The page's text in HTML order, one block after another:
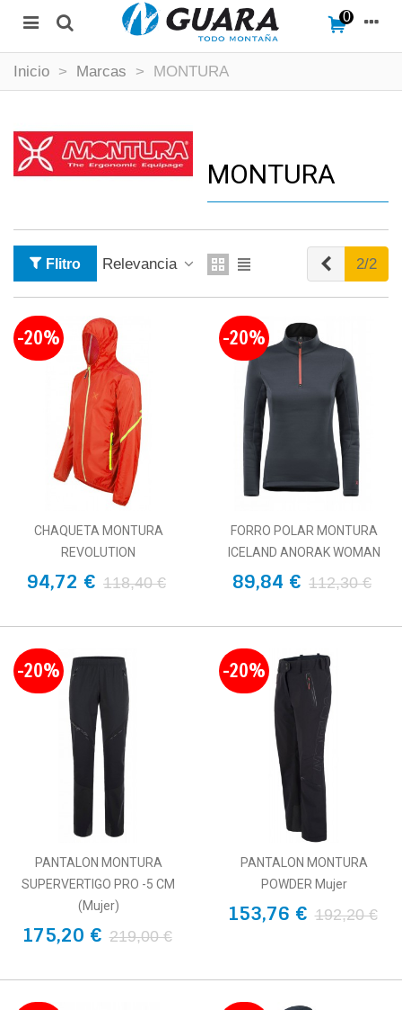
0
Inicio > Marcas > MONTURA
MONTURA
Flitro Relevancia Anterior
2/2
-20%
CHAQUETA MONTURA
REVOLUTION
94,72 € 118,40 €
-20%
FORRO POLAR MONTURA
ICELAND ANORAK WOMAN
89,84 € 112,30 €
-20%
PANTALON MONTURA
SUPERVERTIGO PRO -5 CM
(mujer)
175,20 € 219,00 €
-20%
PANTALON MONTURA
POWDER Mujer
153,76 € 192,20 €